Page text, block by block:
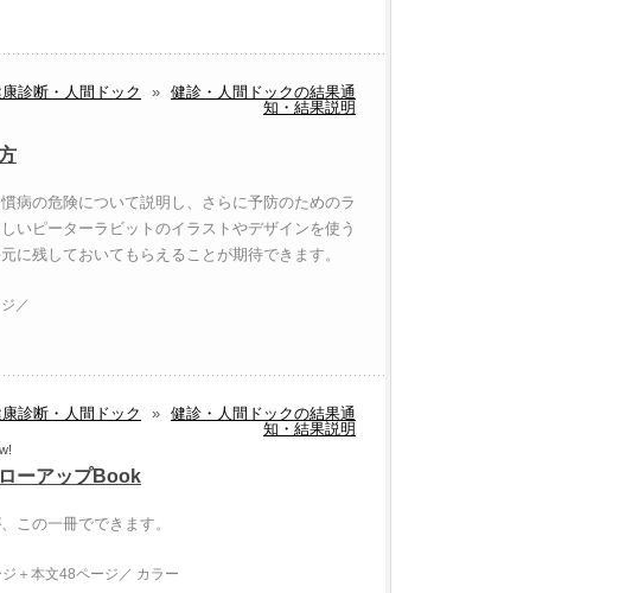
診断・人間ドック » 健診・人間ドックの結果通
知・結果説明
病の危険について説明し、さらに予防のためのラ
いピーターラビットのイラストやデザインを使う
に残しておいてもらえることが期待できます。
／
診断・人間ドック » 健診・人間ドックの結果通
知・結果説明
ーアップBook
この一冊でできます。
＋本文48ページ／ カラー